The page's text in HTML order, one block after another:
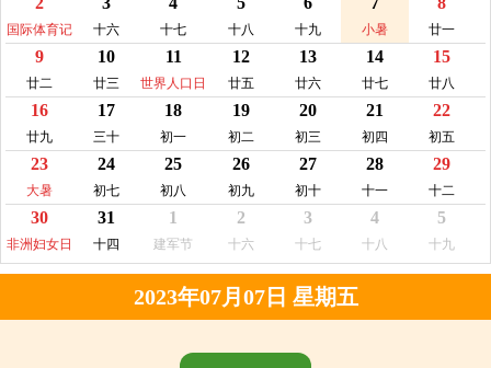
国际体育记
者日
十六 十七 十八 十九 小暑 廿一
9
廿二
10
廿三
11
世界人口日
12
廿五
13
廿六
14
廿七
15
廿八
16
廿九
17
三十
18
初一
19
初二
20
初三
21
初四
22
初五
23
大暑
24
初七
25
初八
26
初九
27
初十
28
十一
29
十二
30
非洲妇女日
31
十四
1
建军节
2
十六
3
十七
4
十八
5
十九
2023年07月07日 星期五